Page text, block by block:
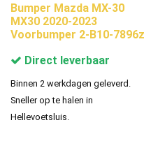
Bumper Mazda MX-30
MX30 2020-2023
Voorbumper 2-B10-7896z
Direct leverbaar
Binnen 2 werkdagen geleverd.
Sneller op te halen in
Hellevoetsluis.